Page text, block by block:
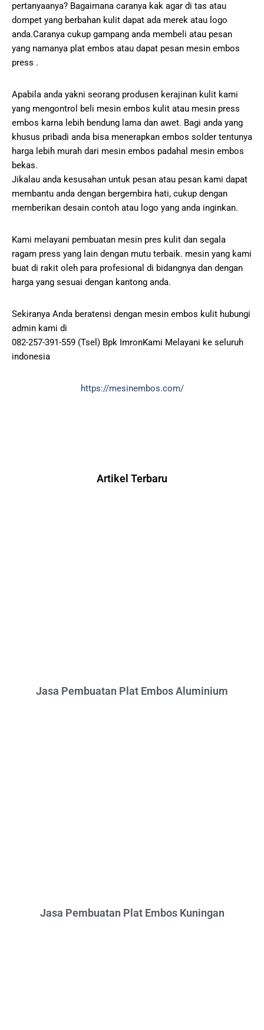
pertanyaanya? Bagaimana caranya kak agar di tas atau
dompet yang berbahan kulit dapat ada merek atau logo
anda.Caranya cukup gampang anda membeli atau pesan
yang namanya plat embos atau dapat pesan mesin embos
press .
Apabila anda yakni seorang produsen kerajinan kulit kami
yang mengontrol beli mesin embos kulit atau mesin press
embos karna lebih bendung lama dan awet. Bagi anda yang
khusus pribadi anda bisa menerapkan embos solder tentunya
harga lebih murah dari mesin embos padahal mesin embos
bekas.
Jikalau anda kesusahan untuk pesan atau pesan kami dapat
membantu anda dengan bergembira hati, cukup dengan
memberikan desain contoh atau logo yang anda inginkan.
Kami melayani pembuatan mesin pres kulit dan segala
ragam press yang lain dengan mutu terbaik. mesin yang kami
buat di rakit oleh para profesional di bidangnya dan dengan
harga yang sesuai dengan kantong anda.
Sekiranya Anda beratensi dengan mesin embos kulit hubungi
admin kami di
082-257-391-559 (Tsel) Bpk ImronKami Melayani ke seluruh
indonesia
https://mesinembos.com/
Artikel Terbaru
Jasa Pembuatan Plat Embos Aluminium
Jasa Pembuatan Plat Embos Kuningan